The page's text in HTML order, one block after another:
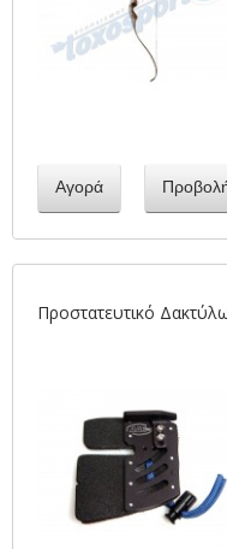
Αγορά
Προστατευτικό